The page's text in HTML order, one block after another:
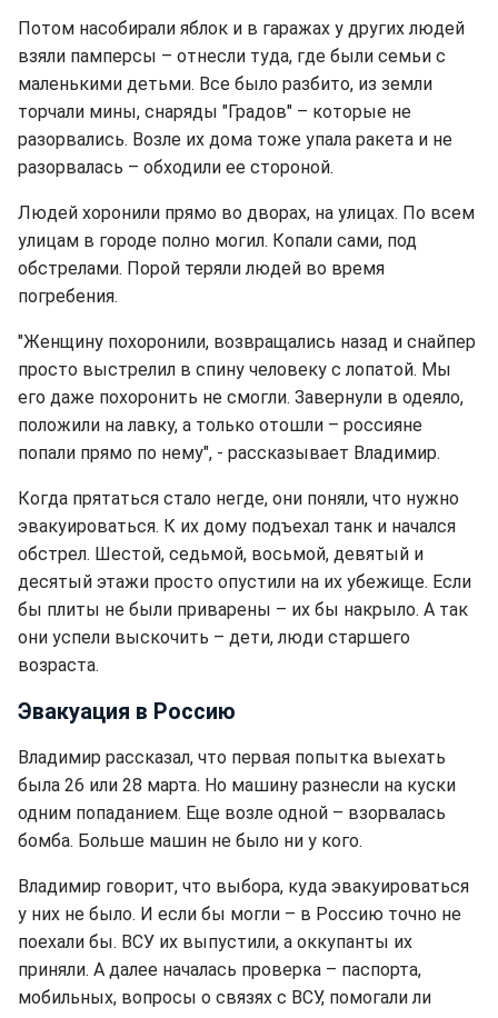
Потом насобирали яблок и в гаражах у других людей
взяли памперсы – отнесли туда, где были семьи с
маленькими детьми. Все было разбито, из земли
торчали мины, снаряды "Градов" – которые не
разорвались. Возле их дома тоже упала ракета и не
разорвалась – обходили ее стороной.
Людей хоронили прямо во дворах, на улицах. По всем
улицам в городе полно могил. Копали сами, под
обстрелами. Порой теряли людей во время
погребения.
"Женщину похоронили, возвращались назад и снайпер
просто выстрелил в спину человеку с лопатой. Мы
его даже похоронить не смогли. Завернули в одеяло,
положили на лавку, а только отошли – россияне
попали прямо по нему", - рассказывает Владимир.
Когда прятаться стало негде, они поняли, что нужно
эвакуироваться. К их дому подъехал танк и начался
обстрел. Шестой, седьмой, восьмой, девятый и
десятый этажи просто опустили на их убежище. Если
бы плиты не были приварены – их бы накрыло. А так
они успели выскочить – дети, люди старшего
возраста.
Эвакуация в Россию
Владимир рассказал, что первая попытка выехать
была 26 или 28 марта. Но машину разнесли на куски
одним попаданием. Еще возле одной – взорвалась
бомба. Больше машин не было ни у кого.
Владимир говорит, что выбора, куда эвакуироваться
у них не было. И если бы могли – в Россию точно не
поехали бы. ВСУ их выпустили, а оккупанты их
приняли. А далее началась проверка – паспорта,
мобильных, вопросы о связях с ВСУ, помогали ли